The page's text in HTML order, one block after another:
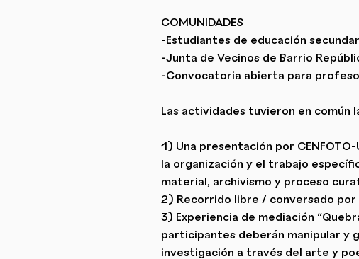
COMUNIDADES
-Estudiantes de educación
-Junta de Vecinos de Barrio
-Convocatoria abierta para
Las actividades tuvieron en común
1) Una presentación por
la organización y el trabajo
material, archivismo y proceso
2) Recorrido libre / conversado por
3) Experiencia de mediación
participantes deberán manipular y
investigación a través del arte y